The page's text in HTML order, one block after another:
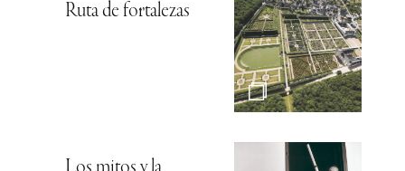
Ruta de fortalezas